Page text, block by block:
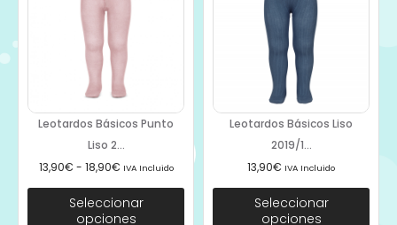
Leotardos Básicos Punto
Liso 2...
13,90€ - 18,90€ IVA Incluido
Seleccionar
opciones
Leotardos Básicos Liso
2019/1...
13,90€ IVA Incluido
Seleccionar
opciones